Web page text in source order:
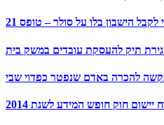
הישבון בלו על סולר – טופס 21
תיק להעסקת עובדים במשק בית
להכרה באדם שנפטר כפדוי שבי
יישום חוק חופש המידע לשנת 2014